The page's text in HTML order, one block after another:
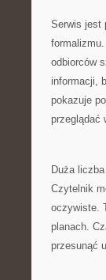
Serwis jest
odbiorców
informacji,
pokazuje
przeglądać
Duża
Czytelnik
oczywiste.
planach.
przesunąć